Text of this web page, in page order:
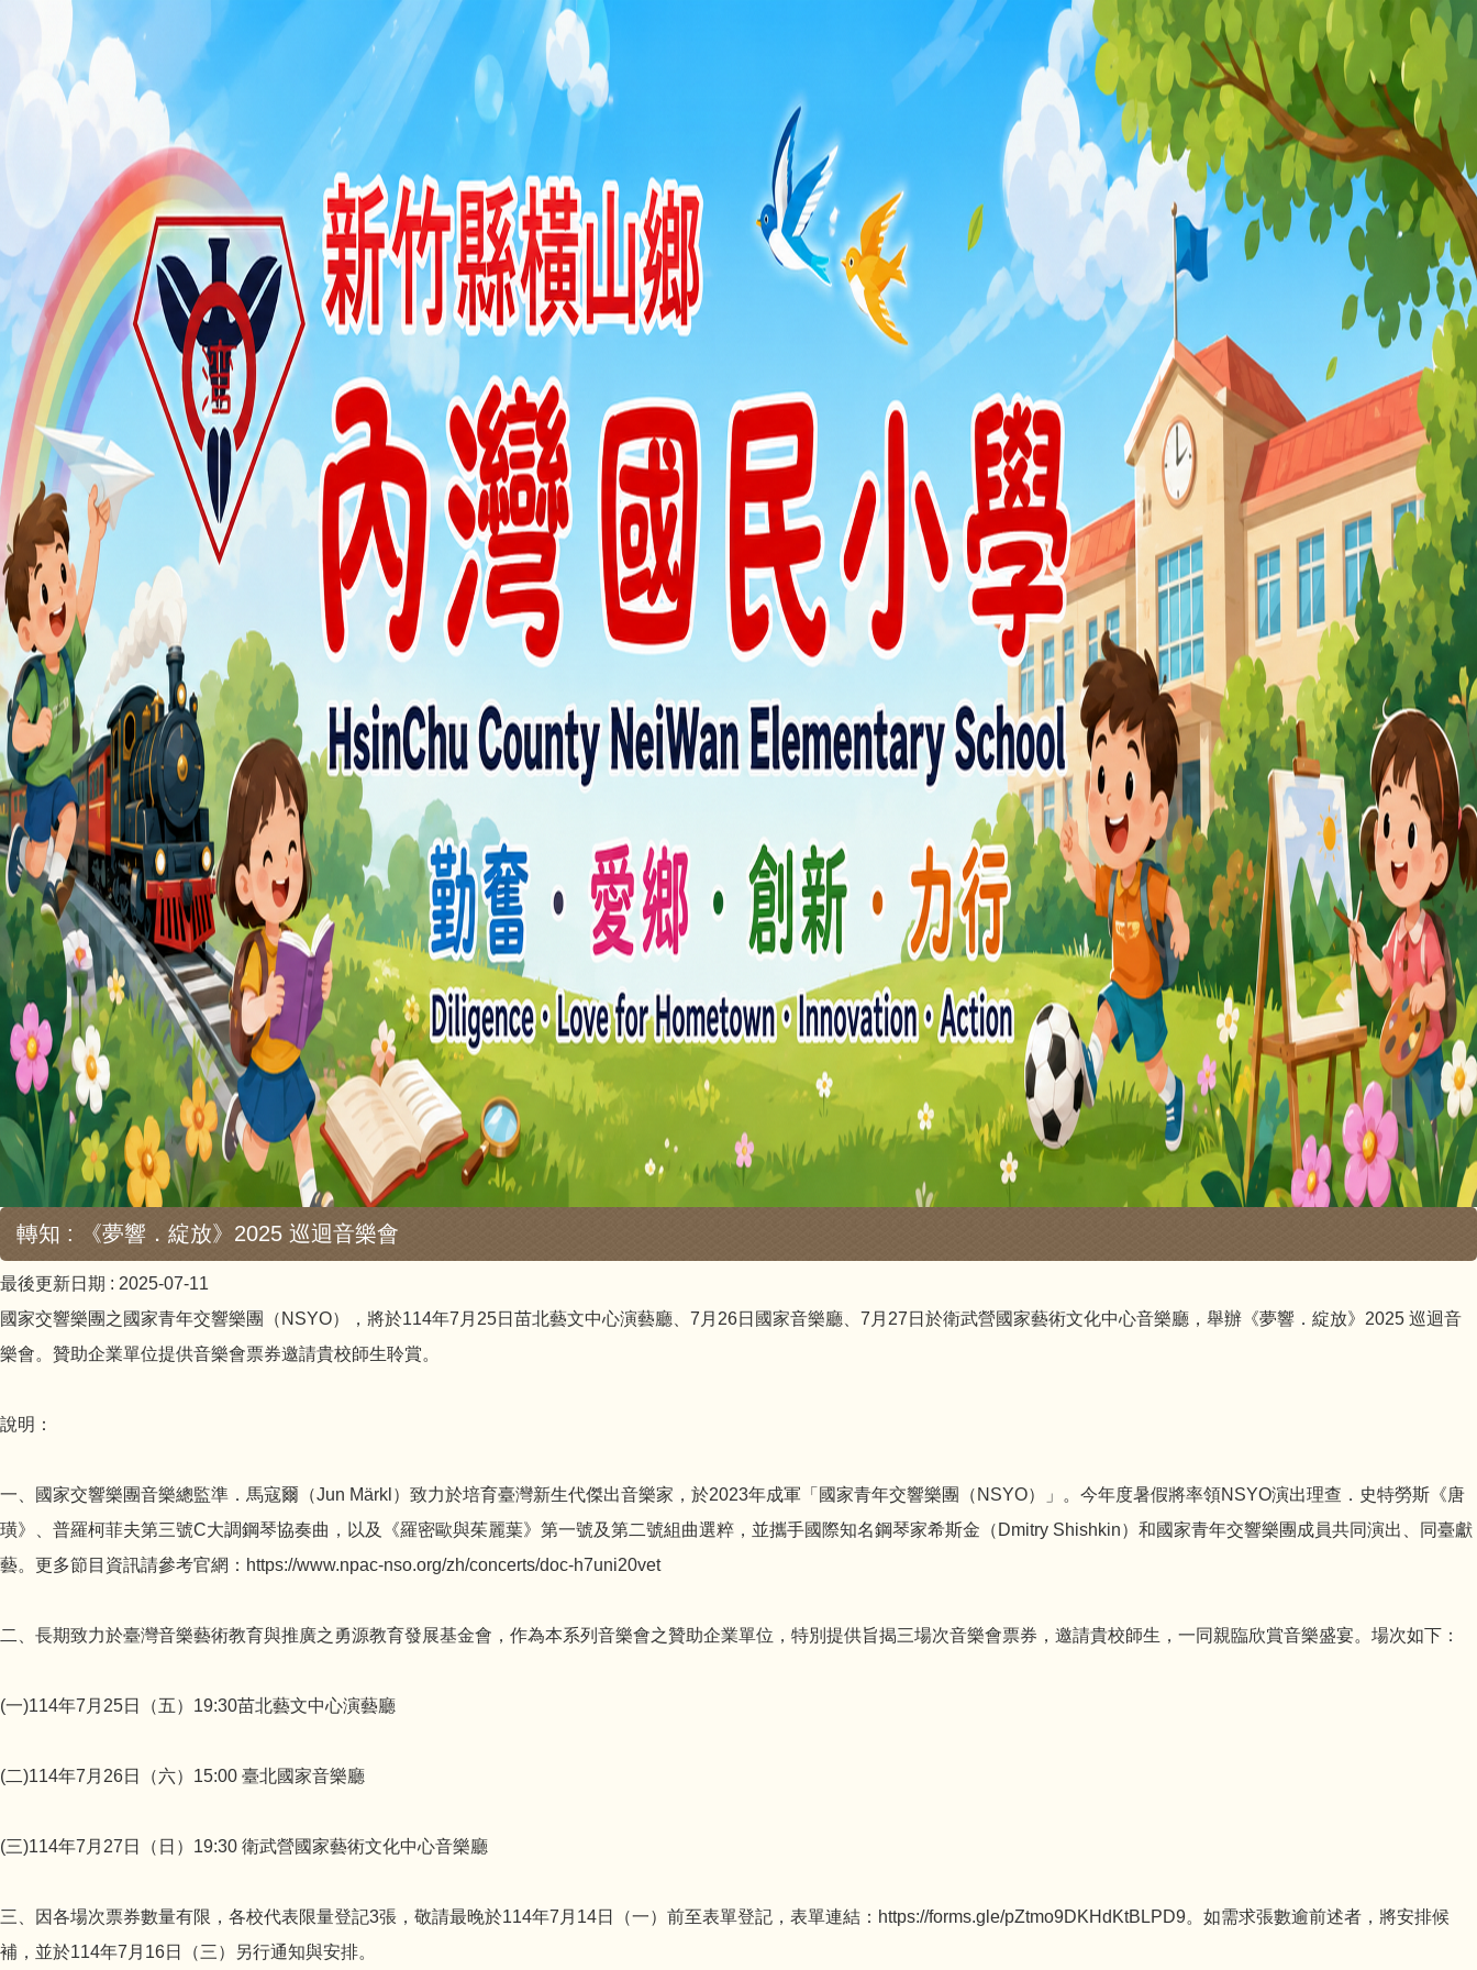
轉知 : 《夢響．綻放》2025 巡迴音樂會
最後更新日期 : 2025-07-11
國家交響樂團之國家青年交響樂團（NSYO），將於114年7月25日苗北藝文中心演藝廳、7月26日國家音樂廳、7月27日於衛武營國家藝術文化中心音樂廳，舉辦《夢響．綻放》2025 巡迴音
樂會。贊助企業單位提供音樂會票券邀請貴校師生聆賞。
說明：
一、國家交響樂團音樂總監準．馬寇爾（Jun Märkl）致力於培育臺灣新生代傑出音樂家，於2023年成軍「國家青年交響樂團（NSYO）」。今年度暑假將率領NSYO演出理查．史特勞斯《唐
璜》、普羅柯菲夫第三號C大調鋼琴協奏曲，以及《羅密歐與茱麗葉》第一號及第二號組曲選粹，並攜手國際知名鋼琴家希斯金（Dmitry Shishkin）和國家青年交響樂團成員共同演出、同臺獻
藝。更多節目資訊請參考官網：https://www.npac-nso.org/zh/concerts/doc-h7uni20vet
二、長期致力於臺灣音樂藝術教育與推廣之勇源教育發展基金會，作為本系列音樂會之贊助企業單位，特別提供旨揭三場次音樂會票券，邀請貴校師生，一同親臨欣賞音樂盛宴。場次如下：
(一)114年7月25日（五）19:30苗北藝文中心演藝廳
(二)114年7月26日（六）15:00 臺北國家音樂廳
(三)114年7月27日（日）19:30 衛武營國家藝術文化中心音樂廳
三、因各場次票券數量有限，各校代表限量登記3張，敬請最晚於114年7月14日（一）前至表單登記，表單連結：https://forms.gle/pZtmo9DKHdKtBLPD9。如需求張數逾前述者，將安排候
補，並於114年7月16日（三）另行通知與安排。